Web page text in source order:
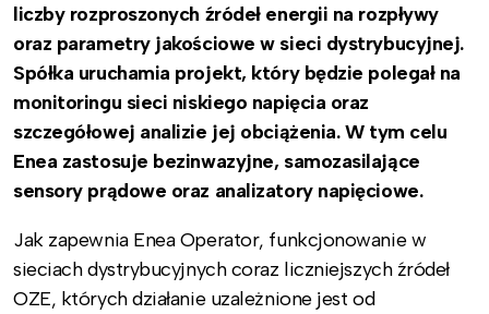
liczby rozproszonych źródeł energii na rozpływy
oraz parametry jakościowe w sieci dystrybucyjnej.
Spółka uruchamia projekt, który będzie polegał na
monitoringu sieci niskiego napięcia oraz
szczegółowej analizie jej obciążenia. W tym celu
Enea zastosuje bezinwazyjne, samozasilające
sensory prądowe oraz analizatory napięciowe.
Jak zapewnia Enea Operator, funkcjonowanie w
sieciach dystrybucyjnych coraz liczniejszych źródeł
OZE, których działanie uzależnione jest od